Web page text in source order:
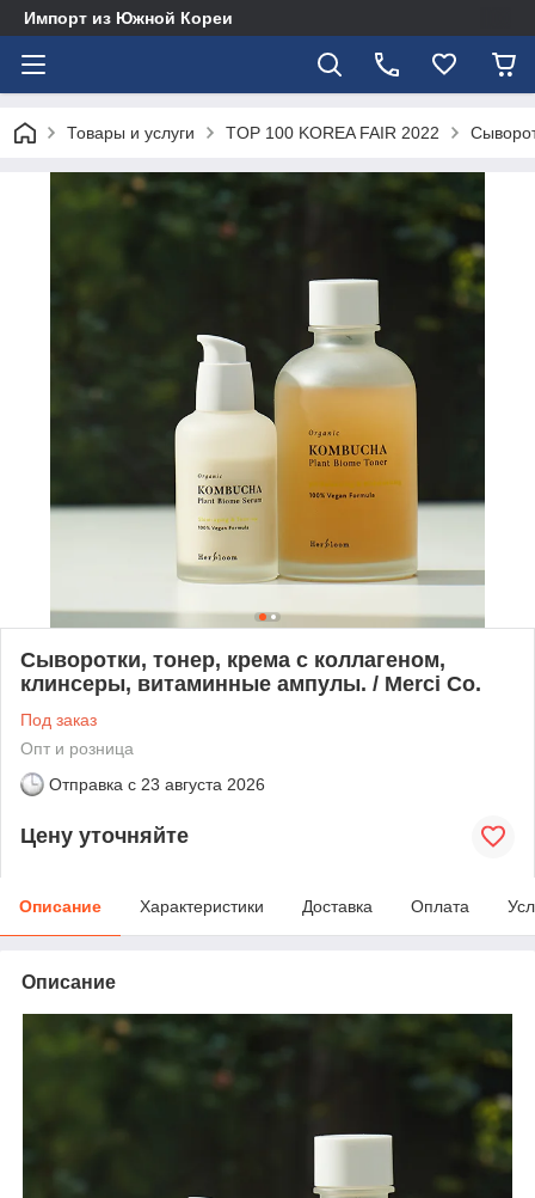
Импорт из Южной Кореи
Товары и услуги TOP 100 KOREA FAIR 2022
Сыворотки, тонер, крема с коллагеном,
клинсеры, витаминные ампулы. / Merci Co.
Под заказ
Опт и розница
Отправка с 23 августа 2026
Цену уточняйте
Описание Характеристики Доставка Оплата
Описание